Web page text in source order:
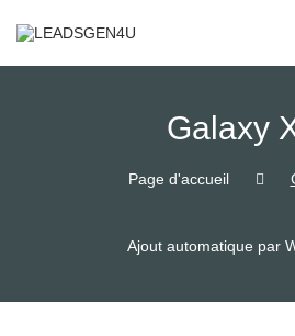
Galaxy
Page d'accueil
Ajout automatique par